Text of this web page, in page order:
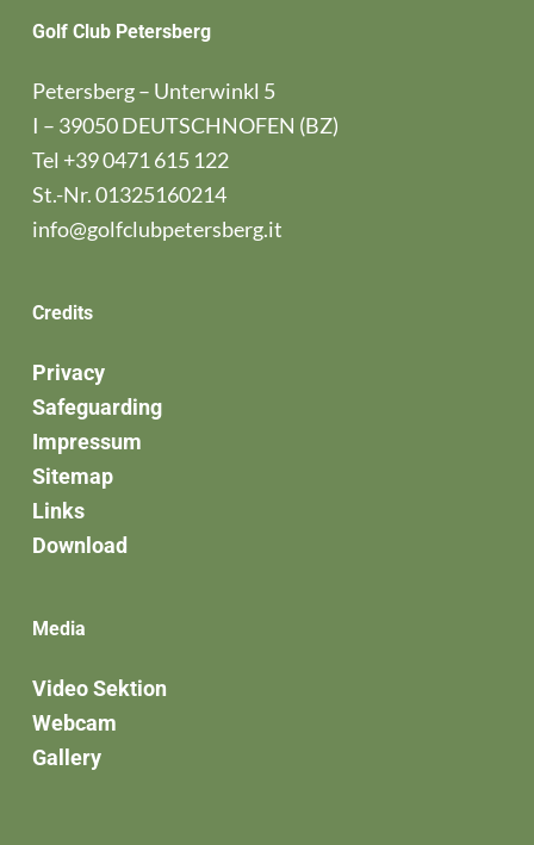
Golf Club Petersberg
Petersberg – Unterwinkl 5
I – 39050 DEUTSCHNOFEN (BZ)
Tel +39 0471 615 122
St.-Nr. 01325160214
info@golfclubpetersberg.it
Credits
Privacy
Safeguarding
Impressum
Sitemap
Links
Download
Media
Video Sektion
Webcam
Gallery